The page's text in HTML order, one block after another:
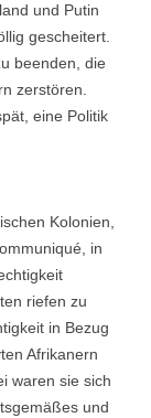
und Putin
gescheitert.
beenden, die
zerstören.
eine Politik
Kolonien,
in
riefen zu
in Bezug
Afrikanern
waren sie sich
und